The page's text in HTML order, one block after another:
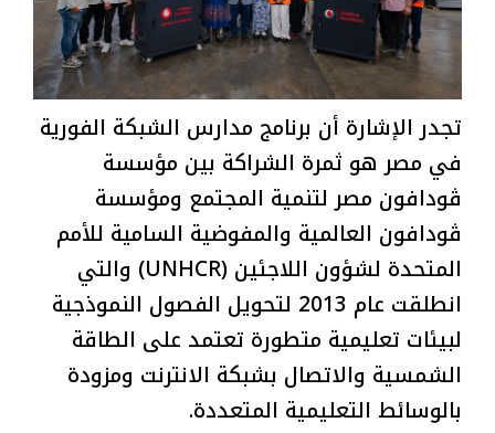
تجدر الإشارة أن برنامج مدارس الشبكة الفورية
في مصر هو ثمرة الشراكة بين مؤسسة
ڤودافون مصر لتنمية المجتمع ومؤسسة
ڤودافون العالمية والمفوضية السامية للأمم
المتحدة لشؤون اللاجئين (UNHCR) والتي
انطلقت عام 2013 لتحويل الفصول النموذجية
لبيئات تعليمية متطورة تعتمد على الطاقة
الشمسية والاتصال بشبكة الانترنت ومزودة
بالوسائط التعليمية المتعددة.